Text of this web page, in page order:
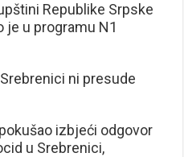
Republike Srpske
je u programu N1
ni presude
izbjeći odgovor
u Srebrenici,